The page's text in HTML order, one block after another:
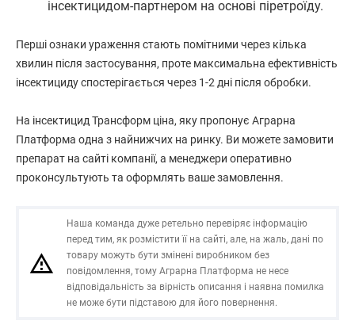
інсектицидом-партнером на основі піретроїду.
Перші ознаки ураження стають помітними через кілька
хвилин після застосування, проте максимальна ефективність
інсектициду спостерігається через 1-2 дні після обробки.
На інсектицид Трансформ ціна, яку пропонує Аграрна
Платформа одна з найнижчих на ринку. Ви можете замовити
препарат на сайті компанії, а менеджери оперативно
проконсультують та оформлять ваше замовлення.
Наша команда дуже ретельно перевіряє інформацію
перед тим, як розмістити її на сайті, але, на жаль, дані по
товару можуть бути змінені виробником без
повідомлення, тому Аграрна Платформа не несе
відповідальність за вірність описання і наявна помилка
не може бути підставою для його повернення.